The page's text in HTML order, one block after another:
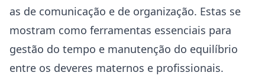
as de comunicação e de organização. Estas se
mostram como ferramentas essenciais para
gestão do tempo e manutenção do equilíbrio
entre os deveres maternos e profissionais.